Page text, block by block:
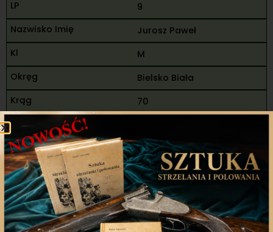
9
Jurosz Paweł
M
Bielsko Biała
70
95
250
91
92